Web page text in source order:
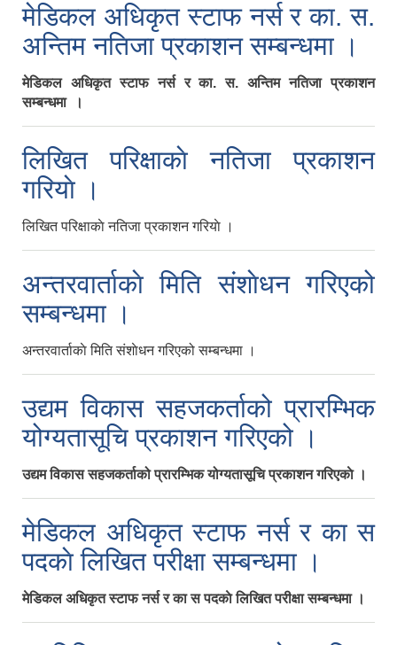
मेडिकल अधिकृत स्टाफ नर्स र का‍. स.
अन्तिम नतिजा प्रकाशन सम्बन्धमा ।
मेडिकल अधिकृत स्टाफ नर्स र का‍. स. अन्तिम नतिजा प्रकाशन
सम्बन्धमा ।
लिखित परिक्षाकाे नतिजा प्रकाशन
गरियाे ।
लिखित परिक्षाकाे नतिजा प्रकाशन गरियाे ।
अन्तरवार्ताकाे मिति संशाेधन गरिएको
सम्बन्धमा ।
अन्तरवार्ताकाे मिति संशाेधन गरिएको सम्बन्धमा ।
उद्यम विकास सहजकर्ताको प्रारम्भिक
योग्यतासूचि प्रकाशन गरिएको ।
उद्यम विकास सहजकर्ताको प्रारम्भिक योग्यतासूचि प्रकाशन गरिएकाे ।
मेडिकल अधिकृत स्टाफ नर्स र का‍ स
पदकाे लिखित परीक्षा सम्बन्धमा ।
मेडिकल अधिकृत स्टाफ नर्स र का‍ स पदकाे लिखित परीक्षा सम्बन्धमा ।